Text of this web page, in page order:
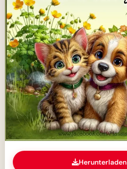
Herunterladen